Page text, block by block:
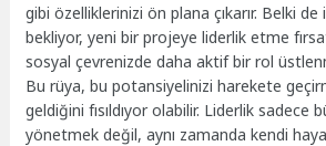
gibi özelliklerinizi ön plana çıkarır. Belki de
bekliyor, yeni bir projeye liderlik etme
sosyal çevrenizde daha aktif bir rol
Bu rüya, bu potansiyelinizi harekete
geldiğini fısıldıyor olabilir. Liderlik sadece
yönetmek değil, aynı zamanda kendi